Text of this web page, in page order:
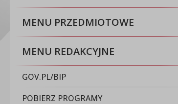
MENU PRZEDMIOTOWE
MENU REDAKCYJNE
GOV.PL/BIP
POBIERZ PROGRAMY